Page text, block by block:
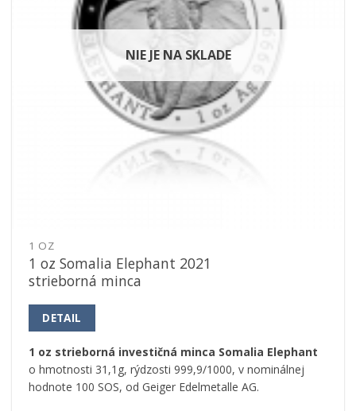
NIE JE NA SKLADE
1 OZ
1 oz Somalia Elephant 2021
strieborná minca
DETAIL
1 oz strieborná investičná minca Somalia Elephant
o hmotnosti 31,1g, rýdzosti 999,9/1000, v nominálnej
hodnote 100 SOS, od Geiger Edelmetalle AG.